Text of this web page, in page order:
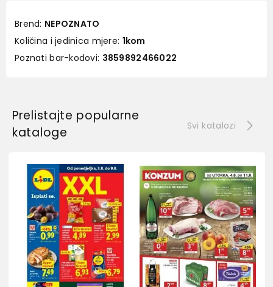
Brend: NEPOZNATO
Količina i jedinica mjere: 1kom
Poznati bar-kodovi: 3859892466022
Prelistajte popularne
kataloge
Svi katalozi